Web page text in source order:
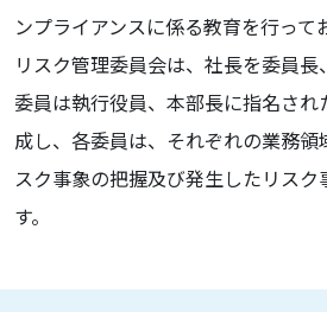
ンプライアンスに係る教育を行って
リスク管理委員会は、社長を委員長
委員は執行役員、本部長に指名さ
成し、各委員は、それぞれの業務領
スク事象の把握及び発生したリスク
す。